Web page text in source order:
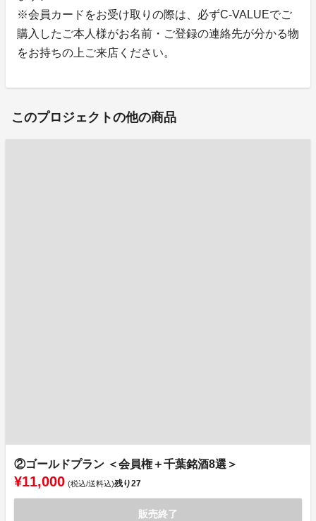
※会員カードをお受け取りの際は、必ずC-VALUEでご
購入したご本人様がお名前・ご登録の連絡先が分かる物
をお持ちの上ご来店ください。
このプロジェクトの他の商品
②ゴールドプラン ＜会員権＋千葉銘酒8選＞
¥11,000 (税込/送料込)残り27
販売終了